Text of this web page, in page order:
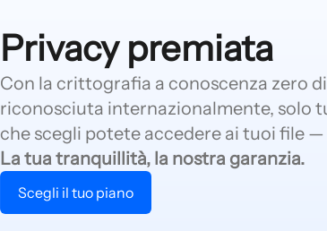
Privacy premiata
Con la crittografia a conoscenza zero
riconosciuta internazionalmente, solo
che scegli potete accedere ai tuoi file
La tua tranquillità, la nostra garanzia.
Scegli il tuo piano